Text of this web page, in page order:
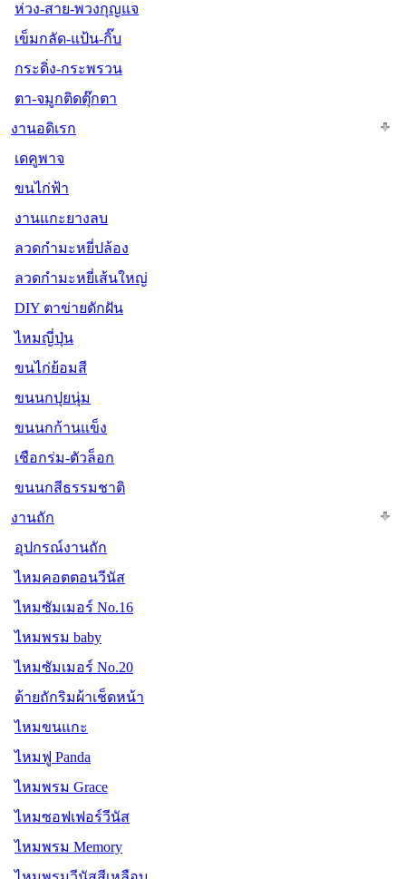
ห่วง-สาย-พวงกุญแจ
เข็มกลัด-แป้น-กิ๊บ
กระดิ่ง-กระพรวน
ตา-จมูกติดตุ๊กตา
งานอดิเรก
เดคูพาจ
ขนไก่ฟ้า
งานแกะยางลบ
ลวดกำมะหยี่ปล้อง
ลวดกำมะหยี่เส้นใหญ่
DIY ตาข่ายดักฝัน
ไหมญี่ปุ่น
ขนไก่ย้อมสี
ขนนกปุยนุ่ม
ขนนกก้านแข็ง
เชือกร่ม-ตัวล็อก
ขนนกสีธรรมชาติ
งานถัก
อุปกรณ์งานถัก
ไหมคอตตอนวีนัส
ไหมซัมเมอร์ No.16
ไหมพรม baby
ไหมซัมเมอร์ No.20
ด้ายถักริมผ้าเช็ดหน้า
ไหมขนแกะ
ไหมฟู Panda
ไหมพรม Grace
ไหมซอฟเฟอร์วีนัส
ไหมพรม Memory